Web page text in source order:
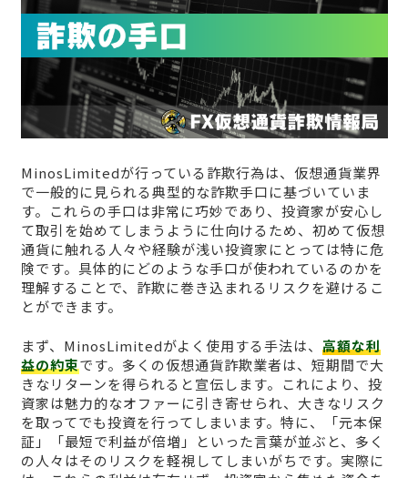
MinosLimitedが行っている詐欺行為は、仮想通貨業界
で一般的に見られる典型的な詐欺手口に基づいていま
す。これらの手口は非常に巧妙であり、投資家が安心し
て取引を始めてしまうように仕向けるため、初めて仮想
通貨に触れる人々や経験が浅い投資家にとっては特に危
険です。具体的にどのような手口が使われているのかを
理解することで、詐欺に巻き込まれるリスクを避けるこ
とができます。
まず、MinosLimitedがよく使用する手法は、 高額な利
益の約束です。多くの仮想通貨詐欺業者は、短期間で大
きなリターンを得られると宣伝します。これにより、投
資家は魅力的なオファーに引き寄せられ、大きなリスク
を取ってでも投資を行ってしまいます。特に、「元本保
証」「最短で利益が倍増」といった言葉が並ぶと、多く
の人々はそのリスクを軽視してしまいがちです。実際に